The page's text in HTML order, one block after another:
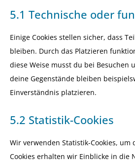
5.1 Technische oder
Einige Cookies stellen sicher, dass
bleiben. Durch das Platzieren
diese Weise musst du bei
deine Gegenstände bleiben
Einverständnis platzieren.
5.2 Statistik-Cookies
Wir verwenden Statistik-Cookies,
Cookies erhalten wir Einblicke in die